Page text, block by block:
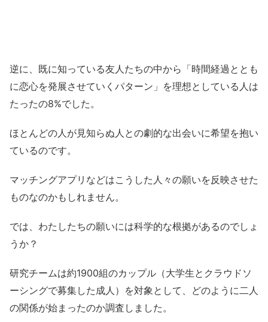
逆に、既に知っている友人たちの中から「時間経過ととも
に恋心を発展させていくパターン」を理想としている人は
たったの8%でした。
ほとんどの人が見知らぬ人との劇的な出会いに希望を抱い
ているのです。
マッチングアプリなどはこうした人々の願いを反映させた
ものなのかもしれません。
では、わたしたちの願いには科学的な根拠があるのでしょ
うか？
研究チームは約1900組のカップル（大学生とクラウドソ
ーシングで募集した成人）を対象として、どのように二人
の関係が始まったのか調査しました。